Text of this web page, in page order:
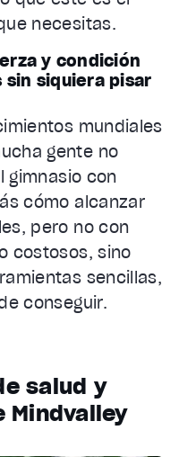
necesitas.
y condición
siquiera pisar
mundiales
gente no
gimnasio con
cómo alcanzar
pero no con
costosos, sino
sencillas,
conseguir.
salud y